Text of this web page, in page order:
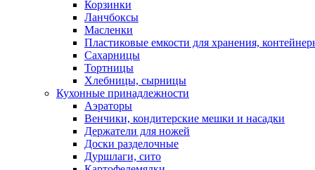
Корзинки
Ланчбоксы
Масленки
Пластиковые емкости для хранения,
Сахарницы
Тортницы
Хлебницы, сырницы
Кухонные принадлежности
Аэраторы
Венчики, кондитерские мешки и насадки
Держатели для ножей
Доски разделочные
Дуршлаги, сито